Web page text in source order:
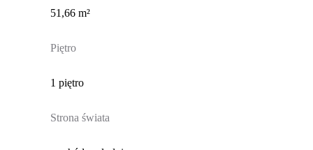
51,66 m²
Piętro
1 piętro
Strona świata